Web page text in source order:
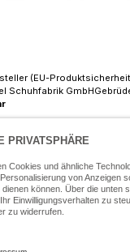
(EU-
Schuhfabrik
(Mo-Fr: 9.30 - 18:30 Uhr